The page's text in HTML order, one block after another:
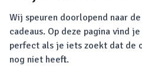
Wij speuren doorlopend naar
cadeaus. Op deze pagina vind
perfect als je iets zoekt dat de
nog niet heeft.